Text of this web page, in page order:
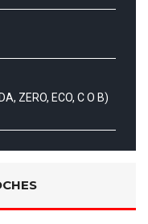
ZERO, ECO, C O B)